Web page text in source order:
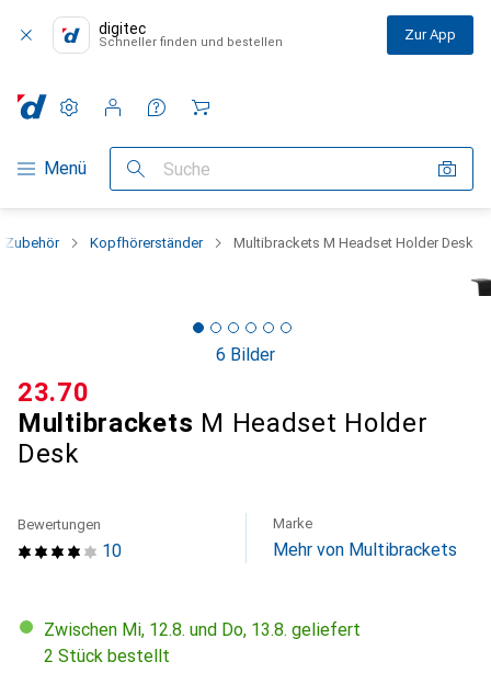
digitec
Schneller finden und bestellen Zur App
Navigation nach Kategorien
Menü Suche
Einstellungen
Kundenkonto
Vergleichslisten
Merklisten
Warenkorb
Zubehör Kopfhörerständer Multibrackets M Headset Holder Desk
6 Bilder
Multibrackets M Headset Holder
Desk
CHF
23.70
10
Bewertungen Marke
Mehr von Multibrackets
Zwischen Mi, 12.8. und Do, 13.8. geliefert
2 Stück bestellt